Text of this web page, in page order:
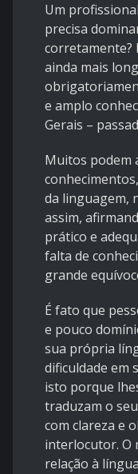
Um
precisa
corretamente?
ainda mais
e amplo
Gerais –
Muitos podem
da linguagem,
assim,
prático e
falta de
grande
É fato que
e pouco
sua própria
dificuldade em
isto porque
traduzam o
com clareza e
interlocutor. O
relação à